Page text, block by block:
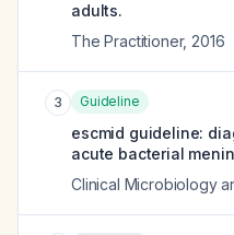
adults.
The Practitioner, 2016
3 Guideline
escmid guideline:
acute bacterial
Clinical Microbiology